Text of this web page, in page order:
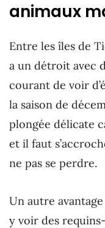
animaux
Entre les îles de
a un détroit avec
courant de voir
la saison de
plongée délicate
et il faut
ne pas se perdre.
Un autre
y voir des